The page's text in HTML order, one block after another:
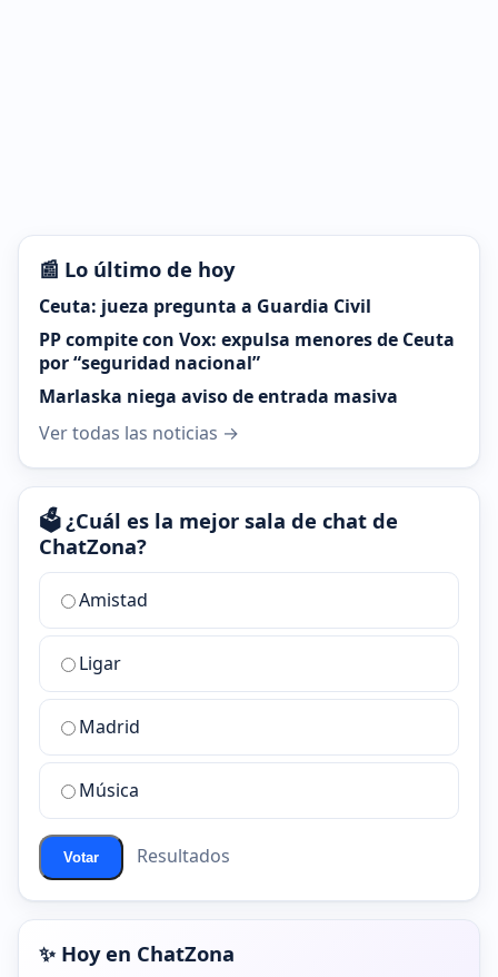
📰 Lo último de hoy
Ceuta: jueza pregunta a Guardia Civil
PP compite con Vox: expulsa menores de Ceuta
por “seguridad nacional”
Marlaska niega aviso de entrada masiva
Ver todas las noticias →
🗳️ ¿Cuál es la mejor sala de chat de
ChatZona?
¿Cuál
la
mejor
sala
chat
ChatZona?
Amistad
Ligar
Madrid
Música
Votar Resultados
✨ Hoy en ChatZona